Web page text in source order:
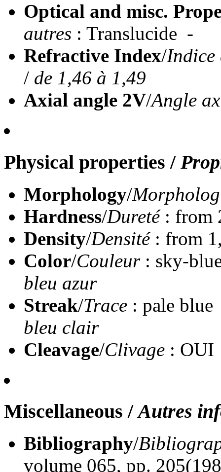
Optical and misc.
autres : Translucide -
Refractive Index/Indice
/ de 1,46 à 1,49
Axial angle 2V/Angle
Physical properties /
Morphology/
Hardness/Dureté: from
Density/Densité: from
Color/Couleur: sky-
bleu azur
Streak/Trace : pale blue
bleu clair
Cleavage/Clivage : OUI
Miscellaneous /Autres
Bibliography/
volume 065, pp.